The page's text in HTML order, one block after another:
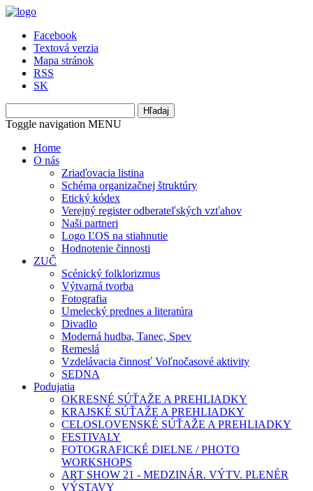
Facebook
Textová verzia
Mapa stránok
RSS
SK
Hľadaj
Toggle navigation MENU
Home
O nás
Zriaďovacia listina
Schéma organizačnej štruktúry
Etický kódex
Verejný register odberateľských vzťahov
Naši partneri
Logo ĽOS na stiahnutie
Hodnotenie činnosti
ZUČ
Scénický folklorizmus
Výtvarná tvorba
Fotografia
Umelecký prednes a literatúra
Divadlo
Moderná hudba, Tanec, Spev
Remeslá
Vzdelávacia činnosť Voľnočasové aktivity
SEDNA
Podujatia
OKRESNÉ SÚŤAŽE A PREHLIADKY
KRAJSKÉ SÚŤAŽE A PREHLIADKY
CELOSLOVENSKÉ SÚŤAŽE A PREHLIADKY
FESTIVALY
FOTOGRAFICKÉ DIELNE / PHOTO
WORKSHOPS
ART SHOW 21 - MEDZINÁR. VÝTV. PLENÉR
VÝSTAVY